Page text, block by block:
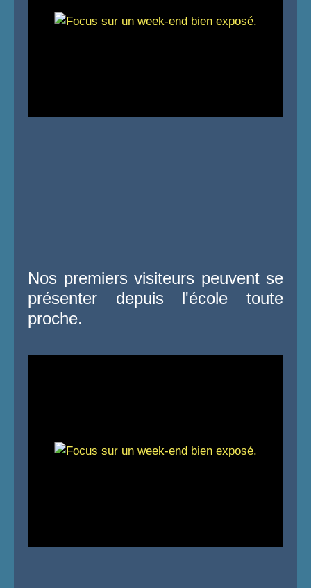
Nos premiers visiteurs peuvent se
présenter depuis l'école toute
proche.